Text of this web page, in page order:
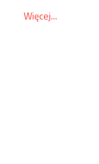
Więcej...